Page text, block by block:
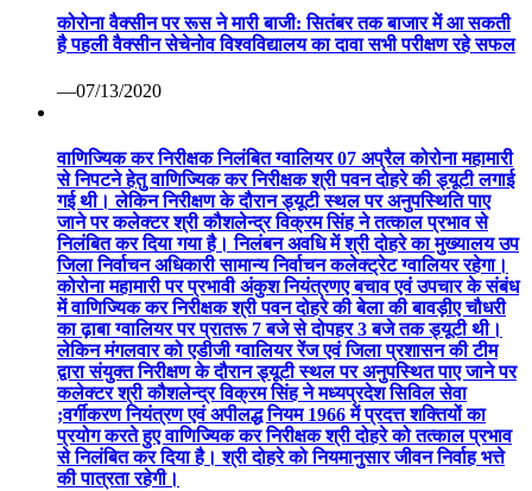
कोरोना वैक्सीन पर रूस ने मारी बाजी: सितंबर तक बाजार में आ सकती
है पहली वैक्सीन सेचेनोव विश्वविद्यालय का दावा सभी परीक्षण रहे सफल
—07/13/2020
वाणिज्यिक कर निरीक्षक निलंबित ग्वालियर 07 अप्रैल कोरोना महामारी
से निपटने हेतु वाणिज्यिक कर निरीक्षक श्री पवन दोहरे की ड्यूटी लगाई
गई थी। लेकिन निरीक्षण के दौरान ड्यूटी स्थल पर अनुपस्थिति पाए
जाने पर कलेक्टर श्री कौशलेन्द्र विक्रम सिंह ने तत्काल प्रभाव से
निलंबित कर दिया गया है। निलंबन अवधि में श्री दोहरे का मुख्यालय उप
जिला निर्वाचन अधिकारी सामान्य निर्वाचन कलेक्ट्रेट ग्वालियर रहेगा।
कोरोना महामारी पर प्रभावी अंकुश नियंत्रणए बचाव एवं उपचार के संबंध
में वाणिज्यिक कर निरीक्षक श्री पवन दोहरे की बेला की बावड़ीए चौधरी
का ढ़ाबा ग्वालियर पर प्रातरू 7 बजे से दोपहर 3 बजे तक ड्यूटी थी।
लेकिन मंगलवार को एडीजी ग्वालियर रेंज एवं जिला प्रशासन की टीम
द्वारा संयुक्त निरीक्षण के दौरान ड्यूटी स्थल पर अनुपस्थित पाए जाने पर
कलेक्टर श्री कौशलेन्द्र विक्रम सिंह ने मध्यप्रदेश सिविल सेवा
;वर्गीकरण नियंत्रण एवं अपीलद्ध नियम 1966 में प्रदत्त शक्तियों का
प्रयोग करते हुए वाणिज्यिक कर निरीक्षक श्री दोहरे को तत्काल प्रभाव
से निलंबित कर दिया है। श्री दोहरे को नियमानुसार जीवन निर्वाह भत्ते
की पात्रता रहेगी।